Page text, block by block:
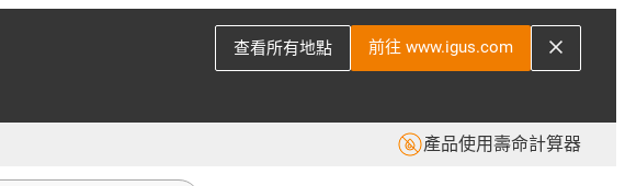
查看所有地點 前往 www.igus.com
產品使用壽命計算器